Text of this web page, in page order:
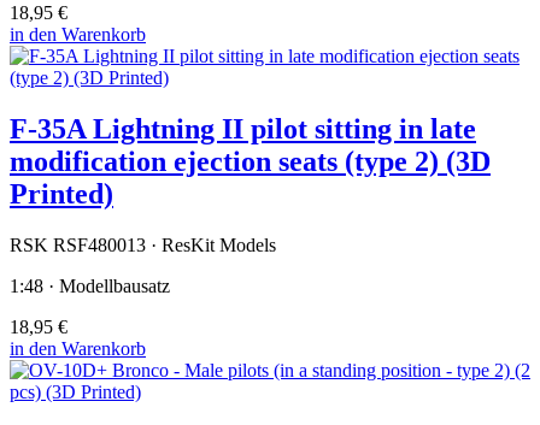
18,95 €
in den Warenkorb
F-35A Lightning II pilot sitting in late
modification ejection seats (type 2) (3D
Printed)
RSK RSF480013 · ResKit Models
1:48 · Modellbausatz
18,95 €
in den Warenkorb